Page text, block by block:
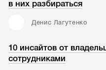
в них разбираться
Денис Лагутенко
10 инсайтов от
сотрудниками